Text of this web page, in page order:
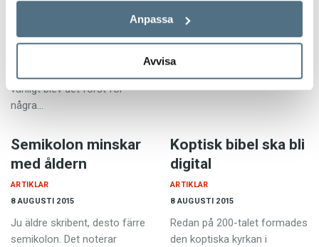
Anpassa
Avvisa
Misogyn, som började
1800-talet, är ett ord som
vanligt blev det först för
några…
kulisserna och möt skaparna
av de språk som konstrueras
till böcker, tv-serier och…
Semikolon minskar
med åldern
8 AUGUSTI 2015
ARTIKLAR
Ju äldre skribent, desto färre
semikolon. Det noterar
Koptisk bibel ska bli
digital
8 AUGUSTI 2015
ARTIKLAR
Redan på 200-talet formades
den koptiska kyrkan i